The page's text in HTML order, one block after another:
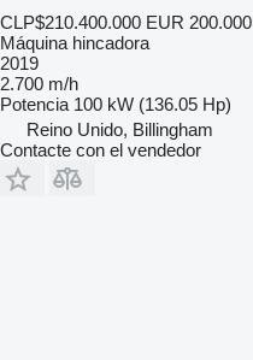
CLP$210.400.000 EUR 200.000
Máquina hincadora
2019
2.700 m/h
Potencia 100 kW (136.05 Hp)
Reino Unido, Billingham
Contacte con el vendedor